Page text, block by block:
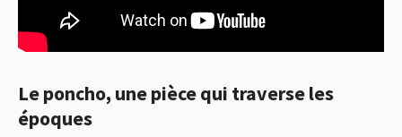
Le poncho, une pièce qui traverse les
époques